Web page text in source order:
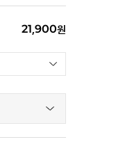
21,900원